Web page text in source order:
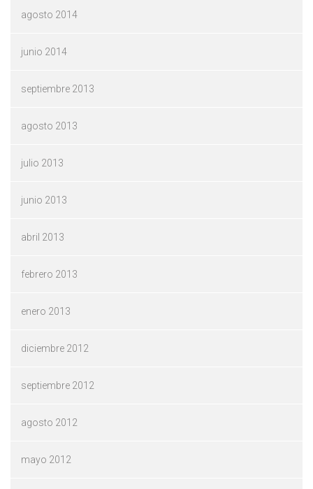
agosto 2014
junio 2014
septiembre 2013
agosto 2013
julio 2013
junio 2013
abril 2013
febrero 2013
enero 2013
diciembre 2012
septiembre 2012
agosto 2012
mayo 2012